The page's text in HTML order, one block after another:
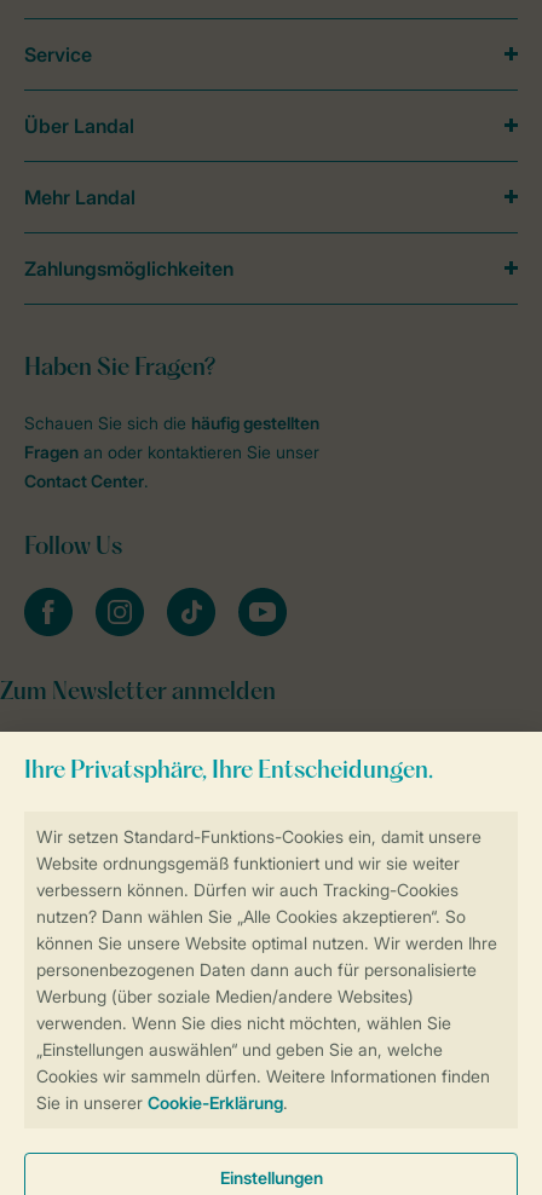
Sicherstellung Deiner Privatsphäre
Sicher und schnell zur Online-Buchung
Sichere Datenübertragung
Sicheres Bezahlen
Haben Sie Fragen?
Schauen Sie sich die häufig gestellten
Fragen an oder kontaktieren Sie unser
Contact Center.
Follow Us
facebookinstagramtiktok youtube
Zum Newsletter anmelden
Service
Über Landal
Mehr Landal
Zahlungsmöglichkeiten